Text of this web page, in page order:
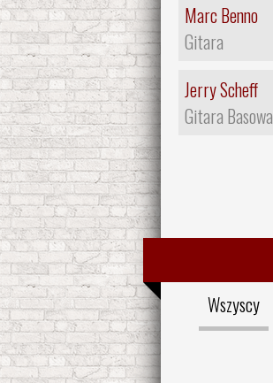
Marc Benno
Gitara
Jerry Scheff
Gitara Basowa
Wszyscy